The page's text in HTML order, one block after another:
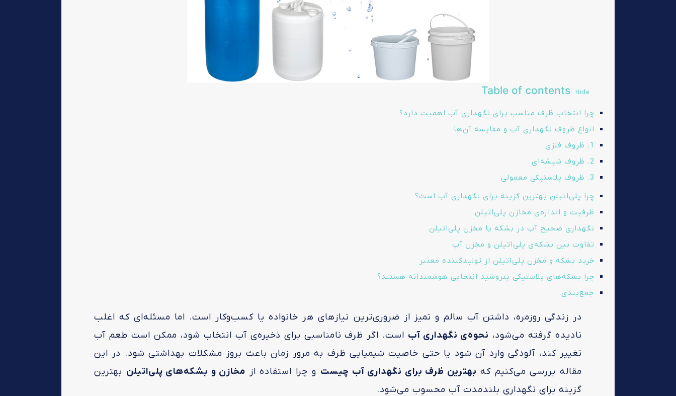
Table of contents Hide
چرا انتخاب ظرف مناسب برای نگهداری آب اهمیت دارد؟
انواع ظروف نگهداری آب و مقایسه آن‌ها
1. ظروف فلزی
2. ظروف شیشه‌ای
3. ظروف پلاستیکی معمولی
چرا پلی‌اتیلن بهترین گزینه برای نگهداری آب است؟
ظرفیت و اندازه‌ی مخازن پلی‌اتیلن
نگهداری صحیح آب در بشکه یا مخزن پلی‌اتیلن
تفاوت بین بشکه‌ی پلی‌اتیلن و مخزن آب
خرید بشکه و مخزن پلی‌اتیلن از تولیدکننده معتبر
چرا بشکه‌های پلاستیکی پتروشید انتخابی هوشمندانه هستند؟
جمع‌بندی
در زندگی روزمره، داشتن آب سالم و تمیز از ضروری‌ترین نیازهای هر خانواده یا کسب‌وکار است. اما مسئله‌ای که اغلب
نادیده گرفته می‌شود، نحوه‌ی نگهداری آب است. اگر ظرف نامناسبی برای ذخیره‌ی آب انتخاب شود، ممکن است طعم آب
تغییر کند، آلودگی وارد آن شود یا حتی خاصیت شیمیایی ظرف به مرور زمان باعث بروز مشکلات بهداشتی شود. در این
مقاله بررسی می‌کنیم که بهترین ظرف برای نگهداری آب چیست و چرا استفاده از مخازن و بشکه‌های پلی‌اتیلن بهترین
گزینه برای نگهداری بلندمدت آب محسوب می‌شود.